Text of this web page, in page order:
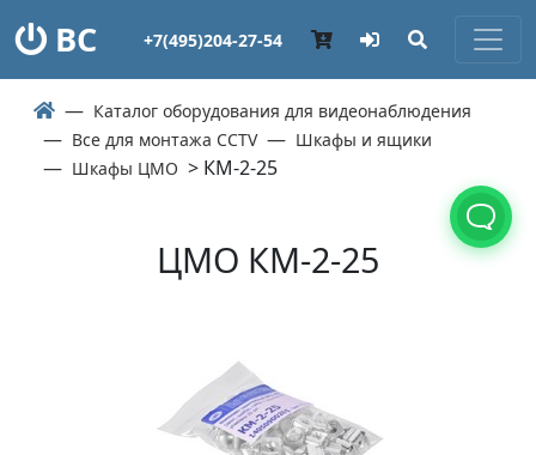
ВС +7(495)204-27-54
Каталог оборудования для видеонаблюдения
Все для монтажа CCTV
Шкафы и ящики
Шкафы ЦМО > КМ-2-25
ЦМО КМ-2-25